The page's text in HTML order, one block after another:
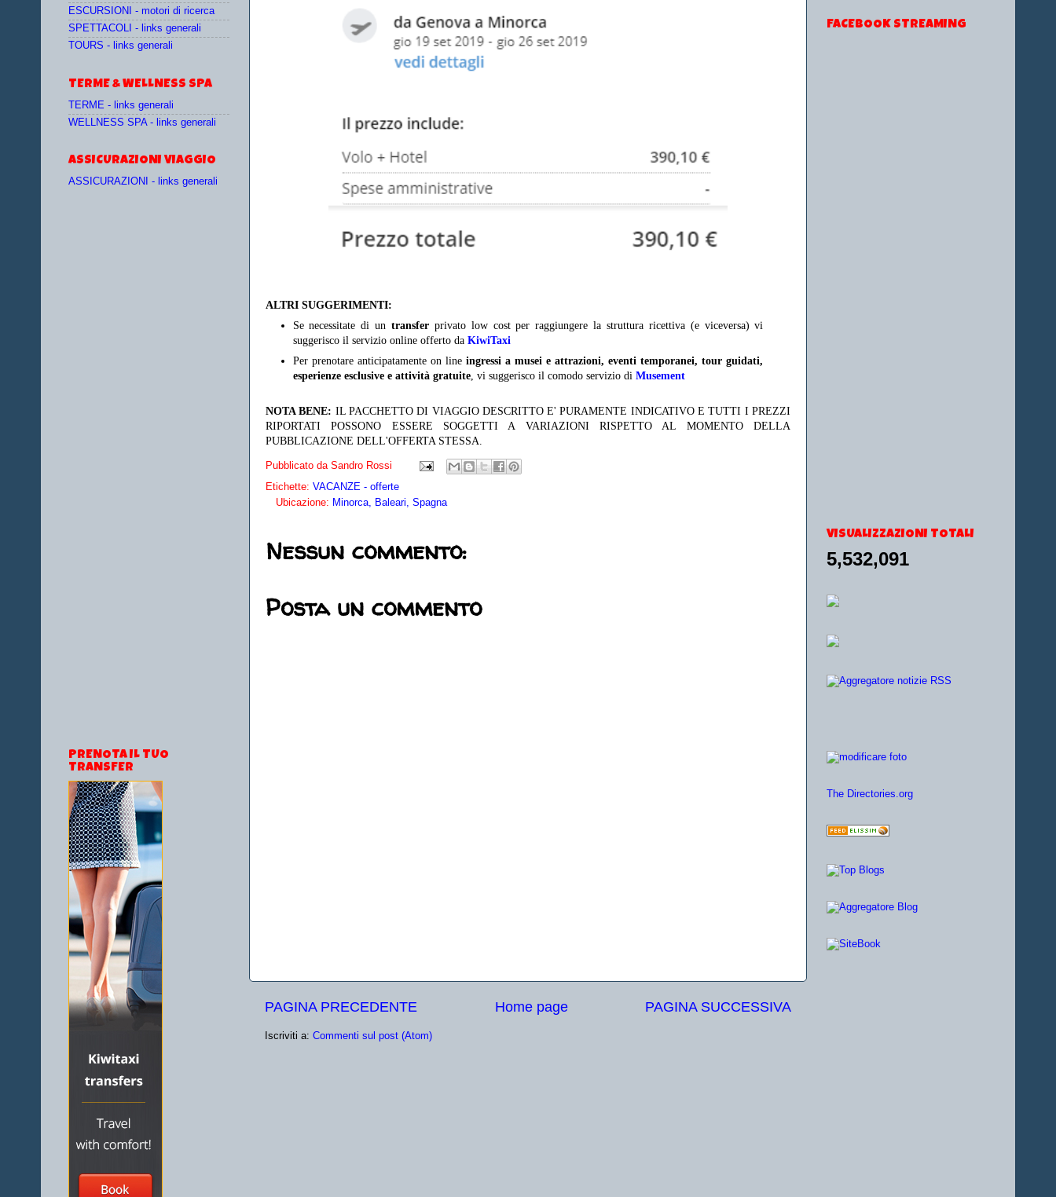
ALTRI SUGGERIMENTI:
Se necessitate di untransfer privato low cost per raggiungere la struttura ricettiva (e viceversa) vi
suggerisco il servizio online offerto da KiwiTaxi
Per prenotare anticipatamente on line ingressi a musei e attrazioni, eventi temporanei, tour guidati,
esperienze esclusive e attività gratuite, vi suggerisco il comodo servizio di Musement
NOTA BENE: IL PACCHETTO DI VIAGGIO DESCRITTO E' PURAMENTE INDICATIVO E TUTTI I PREZZI
RIPORTATI POSSONO ESSERE SOGGETTI A VARIAZIONI RISPETTO AL MOMENTO DELLA
PUBBLICAZIONE DELL'OFFERTA STESSA.
Pubblicato da Sandro Rossi
Etichette: VACANZE - offerte
Ubicazione: Minorca, Baleari, Spagna
Nessun commento:
Posta un commento
PAGINA PRECEDENTE PAGINA SUCCESSIVA
Home page
Iscriviti a: Commenti sul post (Atom)
ESCURSIONI - motori di ricerca
SPETTACOLI - links generali
TOURS - links generali
TERME & WELLNESS SPA
TERME - links generali
WELLNESS SPA - links generali
ASSICURAZIONI VIAGGIO
ASSICURAZIONI - links generali
PRENOTA IL TUO
TRANSFER
FACEBOOK STREAMING
VISUALIZZAZIONI TOTALI
5,532,091
The Directories.org